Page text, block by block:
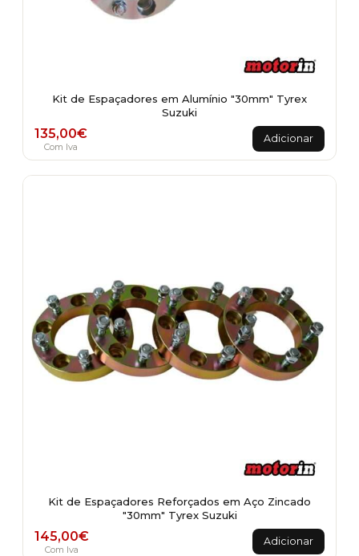
Kit de Espaçadores em Alumínio "30mm" Tyrex
Suzuki
135,00€
Com Iva
Adicionar
Kit de Espaçadores Reforçados em Aço Zincado
"30mm" Tyrex Suzuki
145,00€
Com Iva
Adicionar